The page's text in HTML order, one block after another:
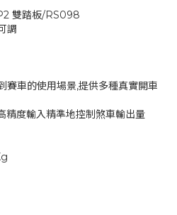
雙踏板/RS098
調
賽車的使用場景,提供多種真實開車
精度輸入精準地控制煞車輸出量